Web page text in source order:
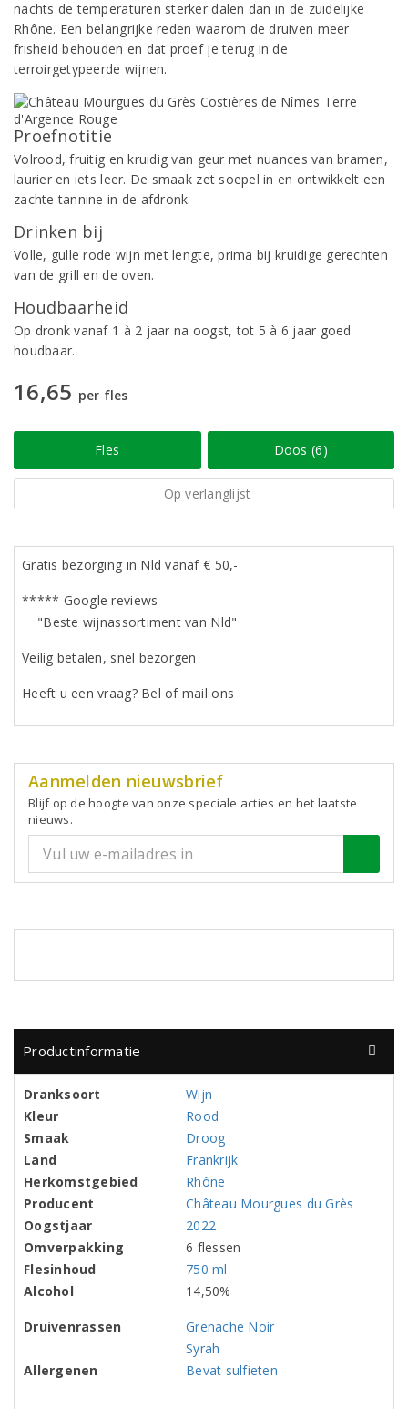
nachts de temperaturen sterker dalen dan in de zuidelijke
Rhône. Een belangrijke reden waarom de druiven meer
frisheid behouden en dat proef je terug in de
terroirgetypeerde wijnen.
Proefnotitie
Volrood, fruitig en kruidig van geur met nuances van bramen,
laurier en iets leer. De smaak zet soepel in en ontwikkelt een
zachte tannine in de afdronk.
Drinken bij
Volle, gulle rode wijn met lengte, prima bij kruidige gerechten
van de grill en de oven.
Houdbaarheid
Op dronk vanaf 1 à 2 jaar na oogst, tot 5 à 6 jaar goed
houdbaar.
16,65 per fles
Fles Doos (6)
Op verlanglijst
Gratis bezorging in Nld vanaf € 50,-
***** Google reviews
"Beste wijnassortiment van Nld"
Veilig betalen, snel bezorgen
Heeft u een vraag? Bel of mail ons
Aanmelden nieuwsbrief
Blijf op de hoogte van onze speciale acties en het laatste
nieuws.
Productinformatie
Dranksoort
Wijn
Kleur
Rood
Smaak
Droog
Land
Frankrijk
Herkomstgebied
Rhône
Producent
Château Mourgues du Grès
Oogstjaar
2022
Omverpakking
6 flessen
Flesinhoud
750 ml
Alcohol
14,50%
Druivenrassen
Grenache Noir
Syrah
Allergenen
Bevat sulfieten